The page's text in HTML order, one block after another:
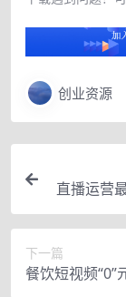
创业资源
直播运营
下一篇
餐饮短视频“0”